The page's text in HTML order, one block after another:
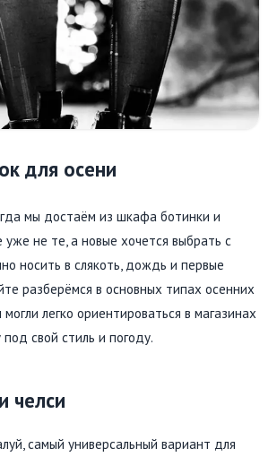
для осени
мы достаём из шкафа ботинки и
не те, а новые хочется выбрать с
носить в слякоть, дождь и первые
разберёмся в основных типах осенних
легко ориентироваться в магазинах
свой стиль и погоду.
челси
самый универсальный вариант для